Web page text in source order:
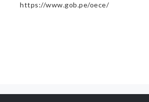
https://www.gob.pe/oece/